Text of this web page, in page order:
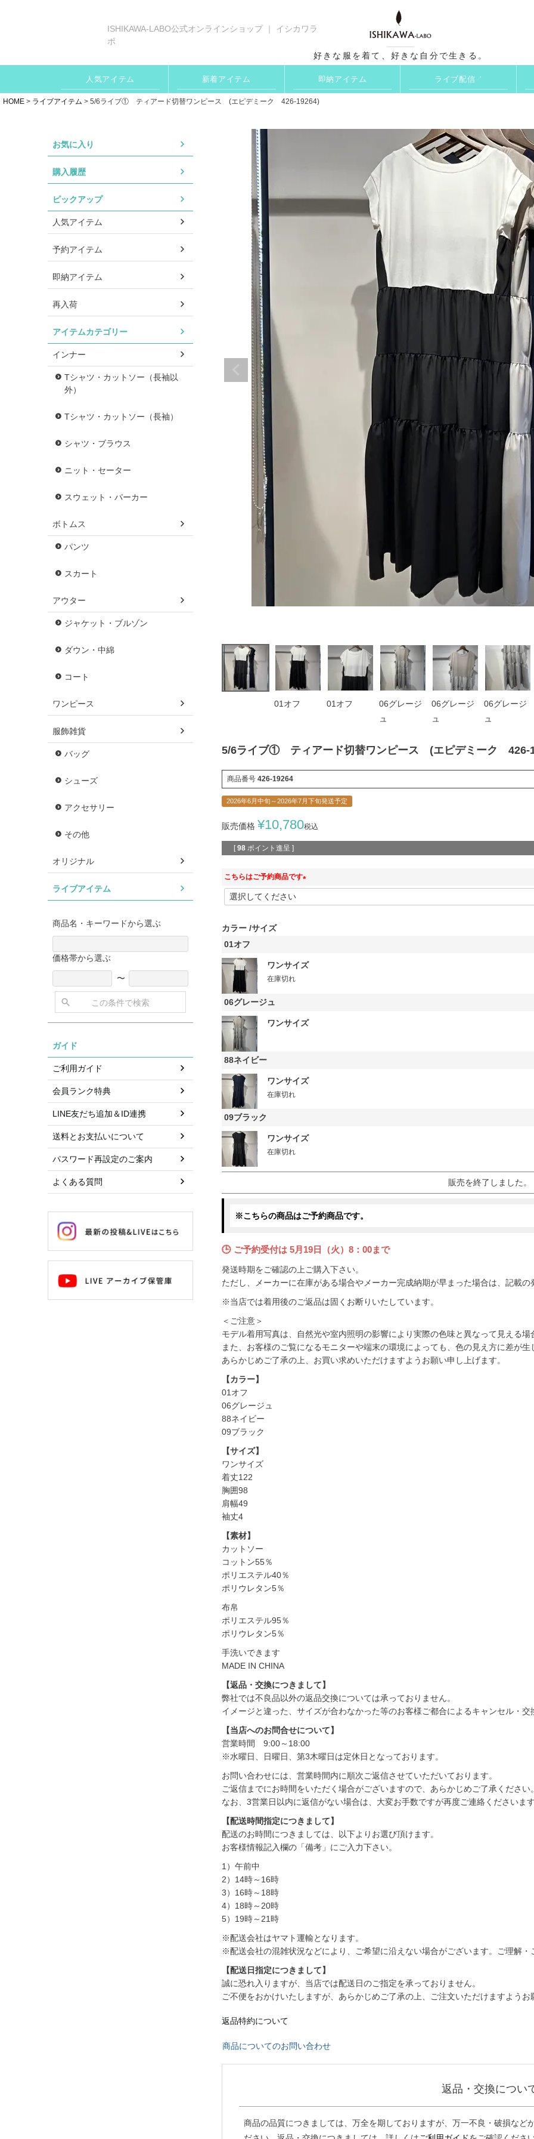
ISHIKAWA-LABO公式オンラインショップ ｜ イシカワラ
ボ
好きな服を着て、好きな自分で生きる。
人気アイテム 新着アイテム 即納アイテム ライブ配信 ↗
HOME ライブアイテム 5/6ライブ① ティアード切替ワンピース (エピデミーク 426-19264)
お気に入り
購入履歴
ピックアップ
人気アイテム
予約アイテム
即納アイテム
再入荷
アイテムカテゴリー
インナー
Tシャツ・カットソー（長袖以
外）
Tシャツ・カットソー（長袖）
シャツ・ブラウス
ニット・セーター
スウェット・パーカー
ボトムス
パンツ
スカート
アウター
ジャケット・ブルゾン
ダウン・中綿
コート
ワンピース
服飾雑貨
バッグ
シューズ
アクセサリー
その他
オリジナル
ライブアイテム
商品名・キーワードから選ぶ
価格帯から選ぶ
〜
この条件で検索
ガイド
ご利用ガイド
会員ランク特典
LINE友だち追加＆ID連携
送料とお支払いについて
パスワード再設定のご案内
よくある質問
01オフ 01オフ
06グレージ
ュ
06グレージ
ュ
06グレージ
ュ
5/6ライブ① ティアード切替ワンピース (エピデミーク 426-
商品番号 426-19264
2026年6月中旬～2026年7月下旬発送予定
販売価格 ¥10,780税込
[ 98 ポイント進呈 ]
こちらはご予約商品です
必
カラー サイズ
01オフ
ワンサイズ
在庫切れ
06グレージュ
ワンサイズ
88ネイビー
ワンサイズ
在庫切れ
09ブラック
ワンサイズ
在庫切れ
販売を終了しました。
※こちらの商品はご予約商品です。
🕒 ご予約受付は 5月19日（火）8：00まで
発送時期をご確認の上ご購入下さい。
ただし、メーカーに在庫がある場合やメーカー完成納期が早まった場合は、記載
※当店では着用後のご返品は固くお断りいたしています。
＜ご注意＞
モデル着用写真は、自然光や室内照明の影響により実際の色味と異なって見える場
また、お客様のご覧になるモニターや端末の環境によっても、色の見え方に差が
あらかじめご了承の上、お買い求めいただけますようお願い申し上げます。
【カラー】
01オフ
06グレージュ
88ネイビー
09ブラック
【サイズ】
ワンサイズ
着丈122
胸囲98
肩幅49
袖丈4
【素材】
カットソー
コットン55％
ポリエステル40％
ポリウレタン5％
布帛
ポリエステル95％
ポリウレタン5％
手洗いできます
MADE IN CHINA
【返品・交換につきまして】
弊社では不良品以外の返品交換については承っておりません。
イメージと違った、サイズが合わなかった等のお客様ご都合によるキャンセル・
【当店へのお問合せについて】
営業時間 9:00～18:00
※水曜日、日曜日、第3木曜日は定休日となっております。
お問い合わせには、営業時間内に順次ご返信させていただいております。
ご返信までにお時間をいただく場合がございますので、あらかじめご了承ください
なお、3営業日以内に返信がない場合は、大変お手数ですが再度ご連絡くださいま
【配送時間指定につきまして】
配送のお時間につきましては、以下よりお選び頂けます。
お客様情報記入欄の「備考」にご入力下さい。
1）午前中
2）14時～16時
3）16時～18時
4）18時～20時
5）19時～21時
※配送会社はヤマト運輸となります。
※配送会社の混雑状況などにより、ご希望に沿えない場合がございます。ご理解
【配送日指定につきまして】
誠に恐れ入りますが、当店では配送日のご指定を承っておりません。
ご不便をおかけいたしますが、あらかじめご了承の上、ご注文いただけますようお
返品特約について
商品についてのお問い合わせ
返品・交換につい
商品の品質につきましては、万全を期しておりますが、万一不良・破損など